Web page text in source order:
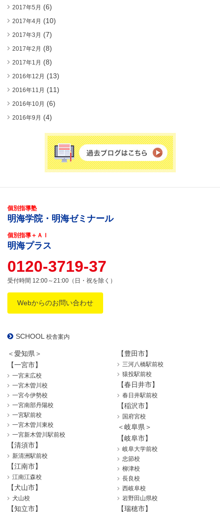
2017年5月 (6)
2017年4月 (10)
2017年3月 (7)
2017年2月 (8)
2017年1月 (8)
2016年12月 (13)
2016年11月 (11)
2016年10月 (6)
2016年9月 (4)
個別指導塾
明海学院・明海ゼミナール
個別指導＋ＡＩ
明海プラス
0120-3719-37
受付時間 12:00～21:00（日・祝を除く）
Webからのお問い合わせ
SCHOOL 校舎案内
＜愛知県＞
【一宮市】
一宮末広校
一宮木曽川校
一宮今伊勢校
一宮南部丹陽校
一宮駅前校
一宮木曽川東校
一宮新木曽川駅前校
【清須市】
新清洲駅前校
【江南市】
江南江森校
【犬山市】
犬山校
【知立市】
【豊田市】
三河八橋駅前校
猿投駅前校
【春日井市】
春日井駅前校
【稲沢市】
国府宮校
＜岐阜県＞
【岐阜市】
岐阜大学前校
忠節校
柳津校
長良校
西岐阜校
岩野田山県校
【瑞穂市】